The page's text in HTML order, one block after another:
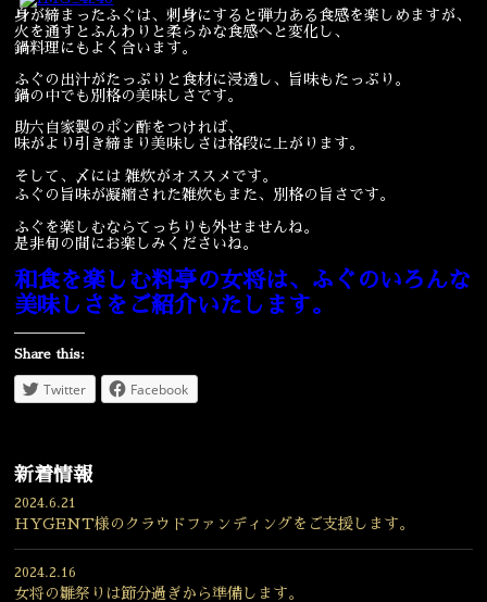
身が締まったふぐは、刺身にすると弾力ある食感を楽しめますが、
火を通すとふんわりと柔らかな食感へと変化し、
鍋料理にもよく合います。
ふぐの出汁がたっぷりと食材に浸透し、旨味もたっぷり。
鍋の中でも別格の美味しさです。
助六自家製のポン酢をつければ、
味がより引き締まり美味しさは格段に上がります。
そして、〆には 雑炊がオススメです。
ふぐの旨味が凝縮された雑炊もまた、別格の旨さです。
ふぐを楽しむならてっちりも外せませんね。
是非旬の間にお楽しみくださいね。
和食を楽しむ料亭の女将は、ふぐのいろんな
美味しさをご紹介いたします。
Share this:
Twitter Facebook
新着情報
2024.6.21
HYGENT様のクラウドファンディングをご支援します。
2024.2.16
女将の雛祭りは節分過ぎから準備します。
お部屋のご紹介 会議・舞台のご利用
結婚式・披露宴
ご接待
宴会 ウェディング